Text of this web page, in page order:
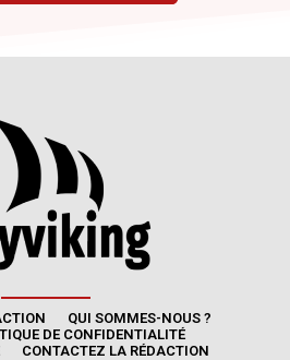
QUI SOMMES-NOUS ?
DE CONFIDENTIALITÉ
CONTACTEZ LA RÉDACTION